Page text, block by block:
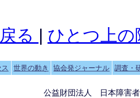
る ひとつ上の
世界の動き 協会発ジャーナル 調査・
公益財団法人 日本障害